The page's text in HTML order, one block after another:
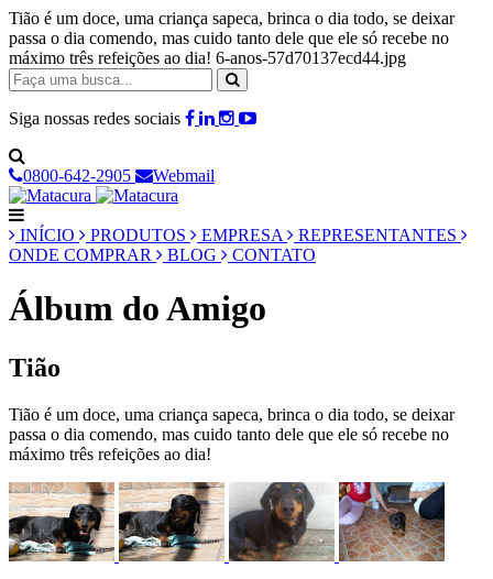
Tião é um doce, uma criança sapeca, brinca o dia todo, se deixar
passa o dia comendo, mas cuido tanto dele que ele só recebe no
máximo três refeições ao dia! 6-anos-57d70137ecd44.jpg
Siga nossas redes sociais
0800-642-2905 Webmail
INÍCIO PRODUTOS EMPRESA
REPRESENTANTES
ONDE COMPRAR
BLOG CONTATO
Álbum do Amigo
Tião
Tião é um doce, uma criança sapeca, brinca o dia todo, se deixar
passa o dia comendo, mas cuido tanto dele que ele só recebe no
máximo três refeições ao dia!